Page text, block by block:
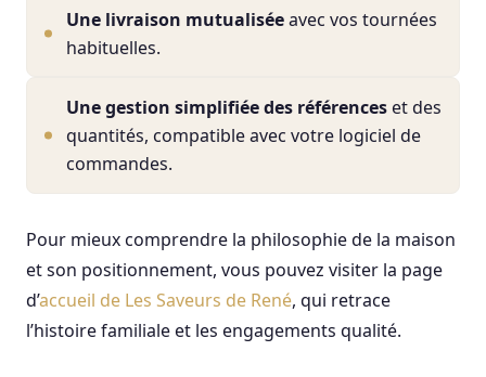
Une livraison mutualiséeavec vos tournées
habituelles.
Une gestion simplifiée des références et des
quantités, compatible avec votre logiciel de
commandes.
Pour mieux comprendre la philosophie de la maison
et son positionnement, vous pouvez visiter la page
d’accueil de Les Saveurs de René, qui retrace
l’histoire familiale et les engagements qualité.